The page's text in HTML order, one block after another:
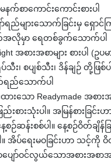
စာကောင်းကောင်းစားပါ
ရည်များသောက်ခြင်းမှ ရှောင်
က်အလိုမှာ ရေတစ်ခွက်သောက်ပါ
အစားအစာများ စားပါ
သီး၊ စပျစ်သီး၊ ဒိန်ချဉ် တို့ဖြ
ည်သောက်ပါ
သော Readymade အစား
ည်းစားသုံးပါ။ အမြန်စား
ဆန်းစစ်ပါ။ နေ့စဉ်ဝိတ်ချိ
။ အိပ်ရေးမဝခြင်းဟာ သ
ာပျော်ဝင်လွယ်သောအစားအစ